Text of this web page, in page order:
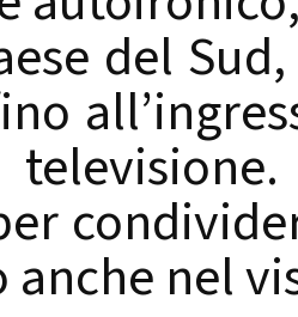
del
anche nel